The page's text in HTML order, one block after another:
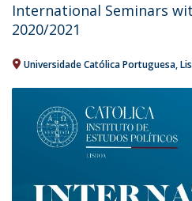
International Seminars
2020/2021
Universidade Católica Portuguesa